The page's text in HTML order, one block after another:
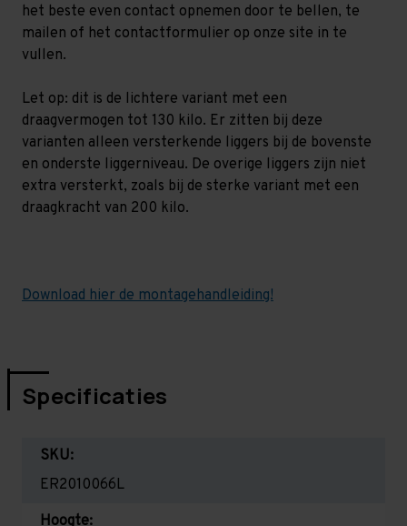
het beste even contact opnemen door te bellen, te
mailen of het contactformulier op onze site in te
vullen.
Let op: dit is de lichtere variant met een
draagvermogen tot 130 kilo. Er zitten bij deze
varianten alleen versterkende liggers bij de bovenste
en onderste liggerniveau. De overige liggers zijn niet
extra versterkt, zoals bij de sterke variant met een
draagkracht van 200 kilo.
Download hier de montagehandleiding!
Specificaties
SKU:
ER2010066L
Hoogte: